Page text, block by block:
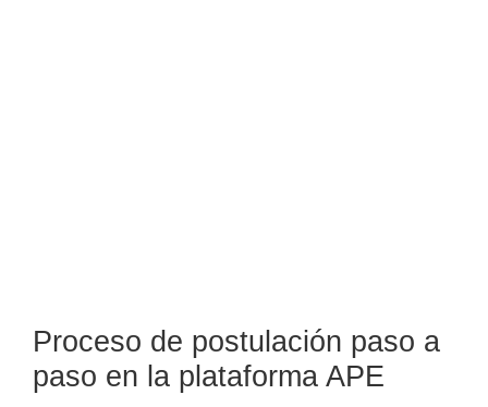
Proceso de postulación paso a
paso en la plataforma APE